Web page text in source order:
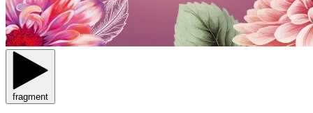
fragment